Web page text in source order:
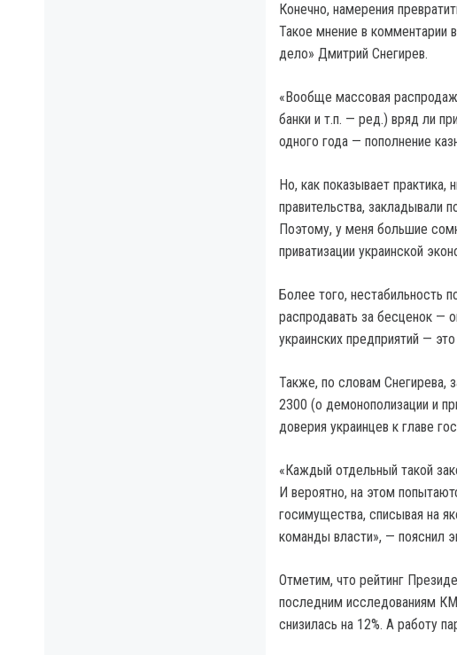
Конечно, намерения
Такое мнение в комментарии
дело» Дмитрий Снегирев.
«Вообще массовая
банки и т.п. — ред.) вряд ли
одного года — пополнение
Но, как показывает
правительства, закладывали
Поэтому, у меня большие
приватизации украинской
Более того, нестабильность
распродавать за бесценок —
украинских предприятий —
Также, по словам Снегирева,
2300 (о демонополизации и
доверия украинцев к главе
«Каждый отдельный такой
И вероятно, на этом
госимущества, списывая на
команды власти», — пояснил
Отметим, что рейтинг
последним исследованиям
снизилась на 12%. А работу